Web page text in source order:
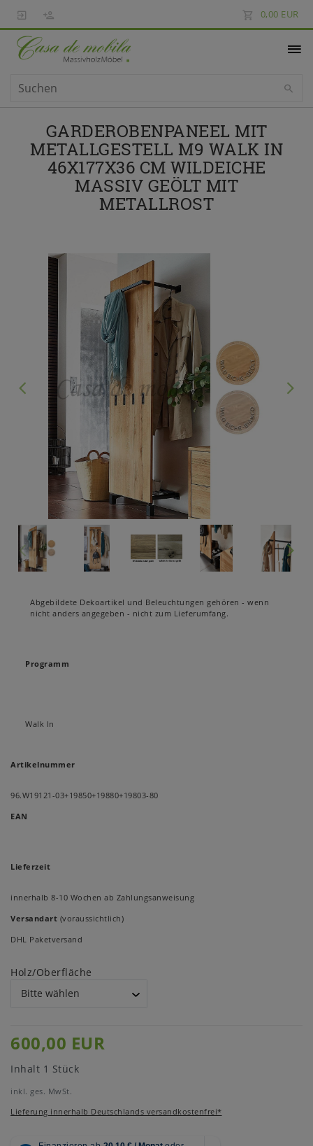
0,00 EUR
GARDEROBENPANEEL MIT
METALLGESTELL M9 WALK IN
46X177X36 CM WILDEICHE
MASSIV GEÖLT MIT
METALLROST
Abgebildete Dekoartikel und Beleuchtungen gehören - wenn
nicht anders angegeben - nicht zum Lieferumfang.
Programm
Walk In
Artikelnummer
96.W19121-03+19850+19880+19803-80
EAN
Lieferzeit
innerhalb 8-10 Wochen ab Zahlungsanweisung
Versandart (voraussichtlich)
DHL Paketversand
Holz/Oberfläche
600,00 EUR
Inhalt 1 Stück
inkl. ges. MwSt.
Lieferung innerhalb Deutschlands versandkostenfrei*